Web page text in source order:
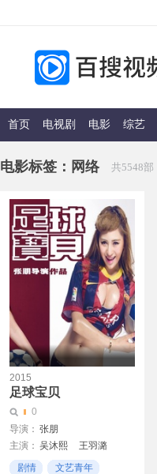
首页 电视剧 电影 综艺
电影标签： 网络 共5548部
2015
足球宝贝
0
导演： 张朋
主演： 吴沐熙
王羽潞
尚淳汐
罗梓丹 钟紫心
剧情
文艺青年